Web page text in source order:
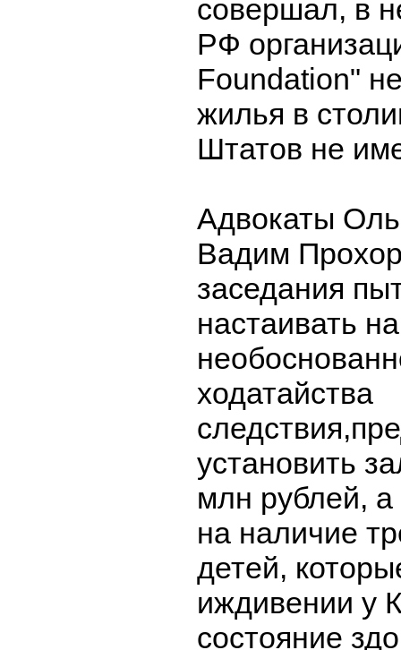
совершал, в
РФ
Foundation"
жилья в
Штатов не
Адвокаты
Вадим
заседания
настаивать
ходатайства
установить
млн рублей,
на наличие
детей,
иждивении у
состояние